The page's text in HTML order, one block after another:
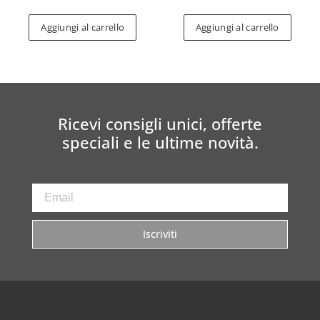
Aggiungi al carrello Aggiungi al carrello
Ricevi consigli unici, offerte
speciali e le ultime novità.
Iscriviti